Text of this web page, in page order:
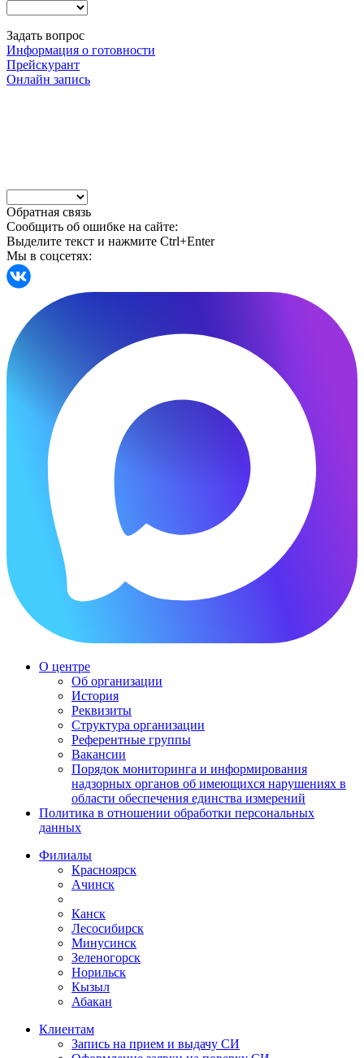
Задать вопрос
Информация о готовности
Прейскурант
Онлайн запись
Обратная связь
Сообщить об ошибке на сайте:
Выделите текст и нажмите Ctrl+Enter
Мы в соцсетях:
О центре
Об организации
История
Реквизиты
Структура организации
Референтные группы
Вакансии
Порядок мониторинга и информирования
надзорных органов об имеющихся нарушениях в
области обеспечения единства измерений
Политика в отношении обработки персональных
данных
Филиалы
Красноярск
Ачинск
Канск
Лесосибирск
Минусинск
Зеленогорск
Норильск
Кызыл
Абакан
Клиентам
Запись на прием и выдачу СИ